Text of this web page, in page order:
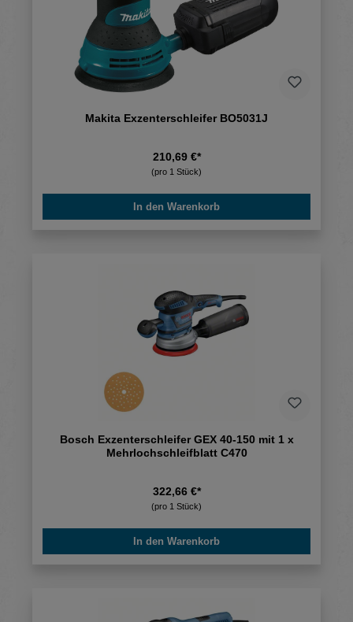
Makita Exzenterschleifer BO5031J
210,69 €*
(pro 1 Stück)
In den Warenkorb
Bosch Exzenterschleifer GEX 40-150 mit 1 x
Mehrlochschleifblatt C470
322,66 €*
(pro 1 Stück)
In den Warenkorb